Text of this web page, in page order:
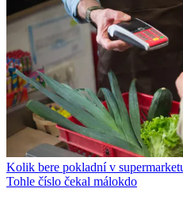
Kolik bere pokladní v
Tohle číslo čekal málokdo